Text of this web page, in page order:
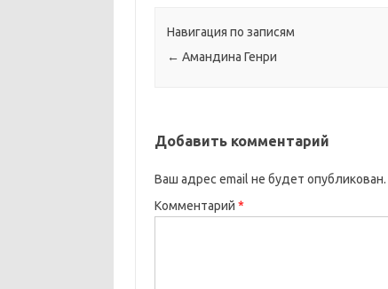
Навигация по записям
← Амандина Генри
Добавить комментарий
Ваш адрес email не будет опубликован.
Комментарий *